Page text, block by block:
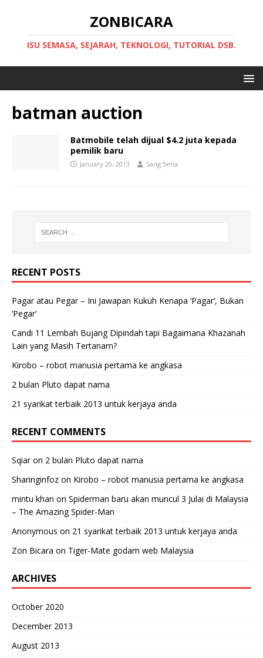
ZONBICARA
ISU SEMASA, SEJARAH, TEKNOLOGI, TUTORIAL DSB.
batman auction
Batmobile telah dijual $4.2 juta kepada
pemilik baru
January 20, 2013 Sang Setia
RECENT POSTS
Pagar atau Pegar – Ini Jawapan Kukuh Kenapa ‘Pagar’, Bukan
‘Pegar’
Candi 11 Lembah Bujang Dipindah tapi Bagaimana Khazanah
Lain yang Masih Tertanam?
Kirobo – robot manusia pertama ke angkasa
2 bulan Pluto dapat nama
21 syarikat terbaik 2013 untuk kerjaya anda
RECENT COMMENTS
Sqiaron 2 bulan Pluto dapat nama
Sharinginfoz on Kirobo – robot manusia pertama ke angkasa
mintu khan on Spiderman baru akan muncul 3 Julai di Malaysia
– The Amazing Spider-Man
Anonymous on 21 syarikat terbaik 2013 untuk kerjaya anda
Zon Bicara on Tiger-Mate godam web Malaysia
ARCHIVES
October 2020
December 2013
August 2013